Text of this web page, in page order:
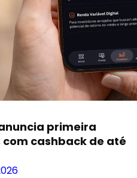
primeira
cashback de até